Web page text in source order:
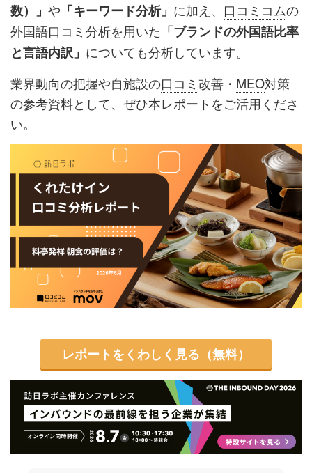
数）」 や 「キーワード分析」 に加え、 口コミコムの
外国語口コミ分析を用いた 「ブランドの外国語比率
と言語内訳」 についても分析しています。
業界動向の把握や自施設の口コミ 改善・ MEO対策
の参考資料として、ぜひ本レポートをご活用くださ
い。
レポートをくわしく見る（無料）